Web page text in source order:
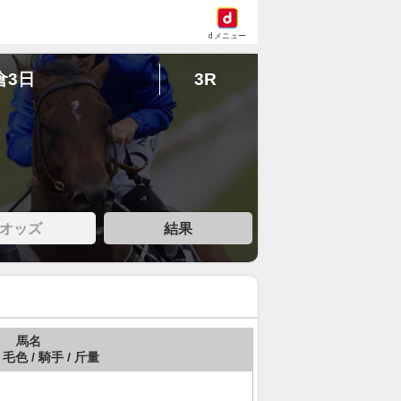
dメニュー
3日 3R
オッズ 結果
馬名
色 / 騎手 / 斤量